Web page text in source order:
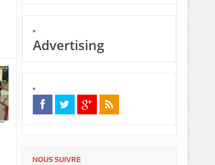
Advertising
NOUS SUIVRE